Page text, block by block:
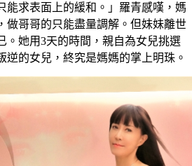
能求表面上的緩和。」羅青感嘆，媽
做哥哥的只能盡量調解。但妹妹離世
。她用3天的時間，親自為女兒挑選
逆的女兒，終究是媽媽的掌上明珠。